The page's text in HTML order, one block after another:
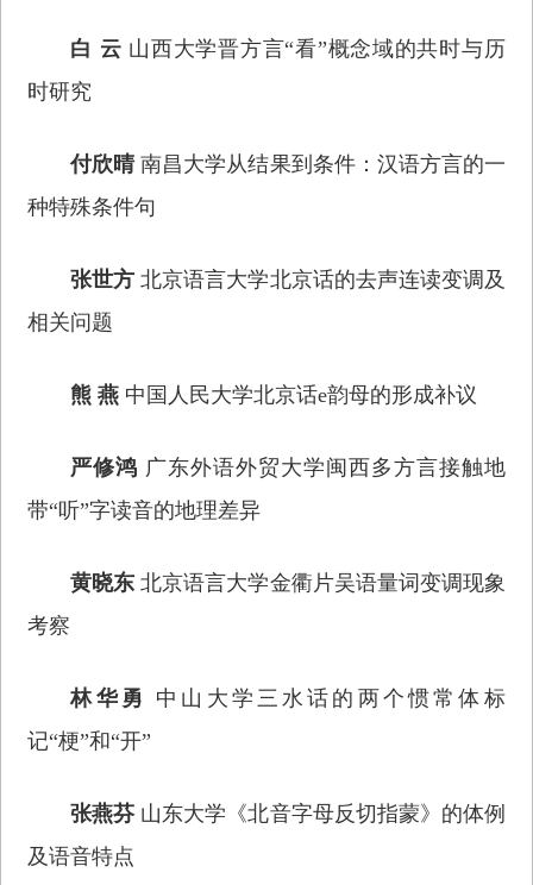
白 云 山西大学晋方言“看”概念域的共时与历
时研究
付欣晴南昌大学从结果到条件：汉语方言的一
种特殊条件句
张世方北京语言大学北京话的去声连读变调及
相关问题
熊 燕 中国人民大学北京话e韵母的形成补议
严修鸿 广东外语外贸大学闽西多方言接触地
带“听”字读音的地理差异
黄晓东北京语言大学金衢片吴语量词变调现象
考察
林华勇 中山大学三水话的两个惯常体标
记“梗”和“开”
张燕芬 山东大学《北音字母反切指蒙》的体例
及语音特点